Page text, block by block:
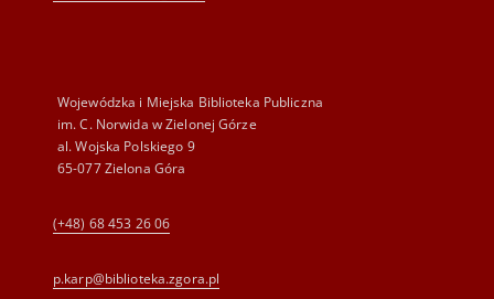
Wojewódzka i Miejska Biblioteka Publiczna
im. C. Norwida w Zielonej Górze
al. Wojska Polskiego 9
65-077 Zielona Góra
(+48) 68 453 26 06
p.karp@biblioteka.zgora.pl